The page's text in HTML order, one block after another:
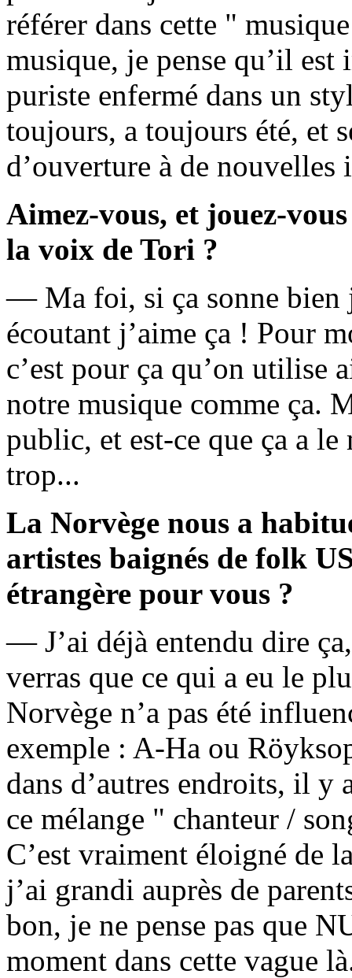
référer dans cette "
musique, je pense qu’il est
puriste enfermé dans un
toujours, a toujours été, et
d’ouverture à de nouvelles
Aimez-vous, et jouez-
la voix de Tori ?
— Ma foi, si ça sonne bien
écoutant j’aime ça ! Pour
c’est pour ça qu’on utilise
notre musique comme ça.
public, et est-ce que ça a
trop...
La Norvège nous a
artistes baignés de folk
étrangère pour vous ?
— J’ai déjà entendu dire
verras que ce qui a eu le
Norvège n’a pas été
exemple : A-Ha ou
dans d’autres endroits, il y
ce mélange " chanteur /
C’est vraiment éloigné de
j’ai grandi auprès de
bon, je ne pense pas que
moment dans cette vague